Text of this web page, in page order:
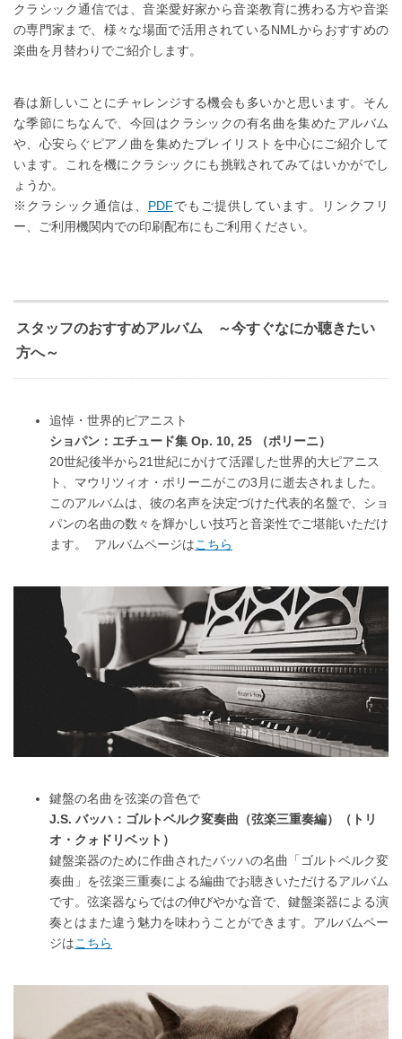
クラシック通信では、音楽愛好家から音楽教育に携わる方や音楽
の専門家まで、様々な場面で活用されているNMLからおすすめの
楽曲を月替わりでご紹介します。
春は新しいことにチャレンジする機会も多いかと思います。そん
な季節にちなんで、今回はクラシックの有名曲を集めたアルバム
や、心安らぐピアノ曲を集めたプレイリストを中心にご紹介して
います。これを機にクラシックにも挑戦されてみてはいかがでし
ょうか。
※クラシック通信は、 PDFでもご提供しています。リンクフリ
ー、ご利用機関内での印刷配布にもご利用ください。
スタッフのおすすめアルバム ～今すぐなにか聴きたい
方へ～
追悼・世界的ピアニスト
ショパン：エチュード集 Op. 10, 25 （ポリーニ）
20世紀後半から21世紀にかけて活躍した世界的大ピアニス
ト、マウリツィオ・ポリーニがこの3月に逝去されました。
このアルバムは、彼の名声を決定づけた代表的名盤で、ショ
パンの名曲の数々を輝かしい技巧と音楽性でご堪能いただけ
ます。 アルバムページはこちら
鍵盤の名曲を弦楽の音色で
J.S. バッハ：ゴルトベルク変奏曲（弦楽三重奏編）（トリ
オ・クォドリベット）
鍵盤楽器のために作曲されたバッハの名曲「ゴルトベルク変
奏曲」を弦楽三重奏による編曲でお聴きいただけるアルバム
です。弦楽器ならではの伸びやかな音で、鍵盤楽器による演
奏とはまた違う魅力を味わうことができます。アルバムペー
ジはこちら